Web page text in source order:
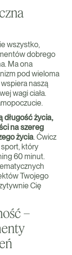
wszystko,
dobrego
Ma ona
pod wieloma
naszą
wagi ciała.
długość życia,
na szereg
życia. Ćwicz
który
60 minut.
Twojego
Cię
–